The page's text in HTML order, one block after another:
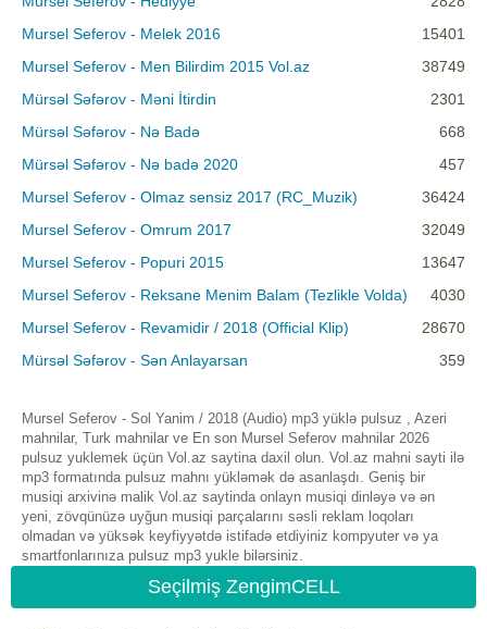
Mursel Seferov - Melek 2016
15401
Mursel Seferov - Men Bilirdim 2015 Vol.az
38749
Mürsəl Səfərov - Məni İtirdin
2301
Mürsəl Səfərov - Nə Badə
668
Mürsəl Səfərov - Nə badə 2020
457
Mursel Seferov - Olmaz sensiz 2017 (RC_Muzik)
36424
Mursel Seferov - Omrum 2017
32049
Mursel Seferov - Popuri 2015
13647
Mursel Seferov - Reksane Menim Balam (Tezlikle Volda)
4030
Mursel Seferov - Revamidir / 2018 (Official Klip)
28670
Mürsəl Səfərov - Sən Anlayarsan
359
Mursel Seferov - Sol Yanim / 2018 (Audio) mp3 yüklə pulsuz , Azeri
mahnilar, Turk mahnilar ve En son Mursel Seferov mahnilar 2026
pulsuz yuklemek üçün Vol.az saytina daxil olun. Vol.az mahni sayti ilə
mp3 formatında pulsuz mahnı yükləmək də asanlaşdı. Geniş bir
musiqi arxivinə malik Vol.az saytinda onlayn musiqi dinləyə və ən
yeni, zövqünüzə uyğun musiqi parçalarını səsli reklam loqoları
olmadan və yüksək keyfiyyətdə istifadə etdiyiniz kompyuter və ya
smartfonlarınıza pulsuz mp3 yukle bilərsiniz.
Seçilmiş ZengimCELL